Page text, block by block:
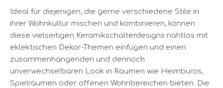
Ideal für diejenigen, die gerne verschiedene Stile in
ihrer Wohnkultur mischen und kombinieren, können
diese vielseitigen Keramikschalterdesigns nahtlos mit
eklektischen Dekor-Themen einfügen und einen
zusammenhängenden und dennoch
unverwechselbaren Look in Räumen wie Heimbüros,
Spielräumen oder offenen Wohnbereichen bieten. Die